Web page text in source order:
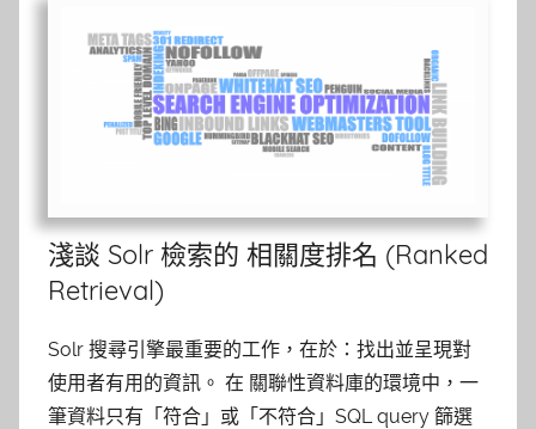
淺談 Solr 檢索的 相關度排名 (Ranked
Retrieval)
Solr 搜尋引擎最重要的工作，在於：找出並呈現對
使用者有用的資訊。 在 關聯性資料庫的環境中，一
筆資料只有「符合」或「不符合」SQL query 篩選